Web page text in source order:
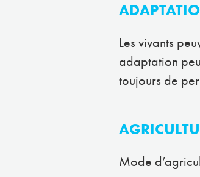
Les vivants
adaptation
toujours de
Mode